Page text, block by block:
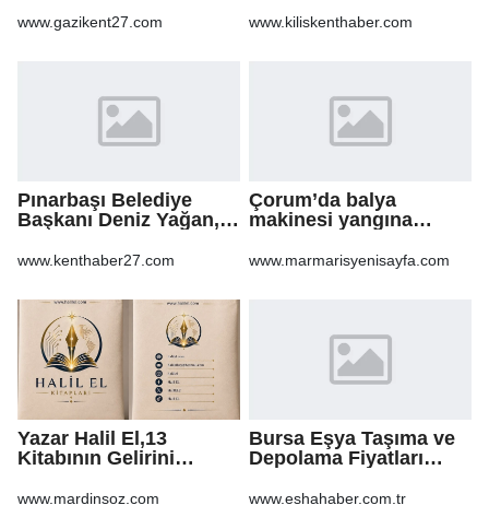
öneriyoruz
www.gazikent27.com
VE BOZULAN
www.kiliskenthaber.com
Pınarbaşı Belediye
Başkanı Deniz Yağan,
www.kenthaber27.com
Çorum’da balya
makinesi yangına
anız küle döndü
www.marmarisyenisayfa.com
Yazar Halil El,13
Kitabının Gelirini
www.mardinsoz.com
Bursa Eşya Taşıma ve
Depolama Fiyatları
İçin Bilinmesi
www.eshahaber.com.tr